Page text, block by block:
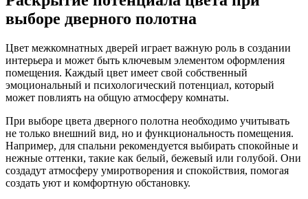
выборе дверного полотна
Цвет межкомнатных дверей играет важную роль в создании
интерьера и может быть ключевым элементом оформления
помещения. Каждый цвет имеет свой собственный
эмоциональный и психологический потенциал, который
может повлиять на общую атмосферу комнаты.
При выборе цвета дверного полотна необходимо учитывать
не только внешний вид, но и функциональность помещения.
Например, для спальни рекомендуется выбирать спокойные и
нежные оттенки, такие как белый, бежевый или голубой. Они
создадут атмосферу умиротворения и спокойствия, помогая
создать уют и комфортную обстановку.